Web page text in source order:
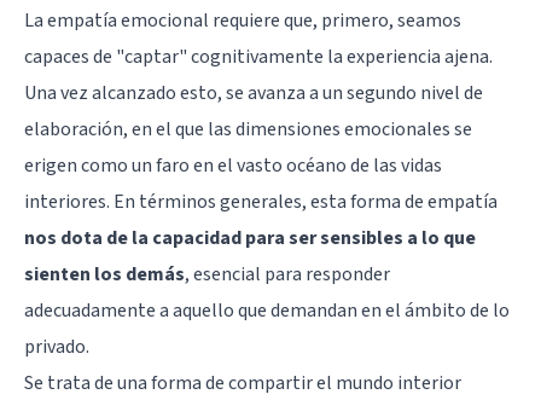
La empatía emocional requiere que, primero, seamos
capaces de "captar" cognitivamente la experiencia ajena.
Una vez alcanzado esto, se avanza a un segundo nivel de
elaboración, en el que las dimensiones emocionales se
erigen como un faro en el vasto océano de las vidas
interiores. En términos generales, esta forma de empatía
nos dota de la capacidad para ser sensibles a lo que
sienten los demás, esencial para responder
adecuadamente a aquello que demandan en el ámbito de lo
privado.
Se trata de una forma de compartir el mundo interior